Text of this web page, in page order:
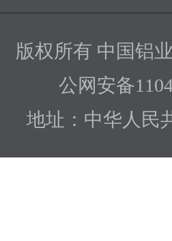
版权所有 中国铝
公网安备
地址：中华人民